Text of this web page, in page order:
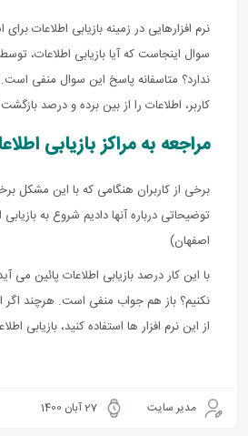
نرم افزارهایی در زمینه بازیابی اطلاعات
سوال اینجاست که آیا بازیابی اطلاعات،
ندارد؟ متاسفانه پاسخ این سوال منفی است.
کاربر، اطلاعات را از بین برده و درصد
مراجعه به مراکز بازیابی
برخی از کاربران هنگامی که با این مشکل
توضیحاتی درباره آنها دادیم شروع به
اصفهان)
با این کار درصد بازیابی اطلاعات پائین
نکنیم؟ باز هم جواب منفی است. هرچند اگر
از این نرم افزار ها استفاده کنید، بازیابی
مدیر سایت 27 آبان 1400